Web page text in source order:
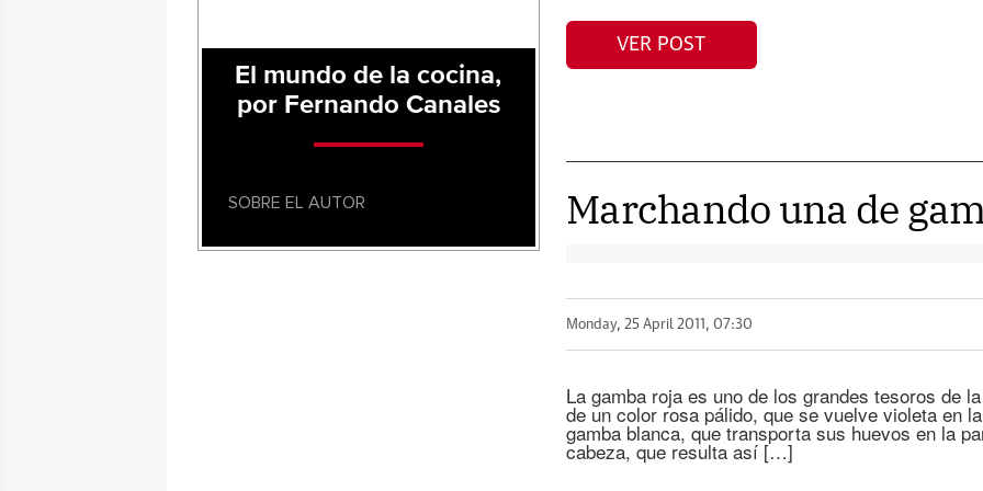
VER POST
Marchando una de
Monday, 25 April 2011, 07:30
La gamba roja es uno de los grandes tesoros de
de un color rosa pálido, que se vuelve violeta en
gamba blanca, que transporta sus huevos en la
cabeza, que resulta así […]
El mundo de la cocina,
por Fernando Canales
SOBRE EL AUTOR